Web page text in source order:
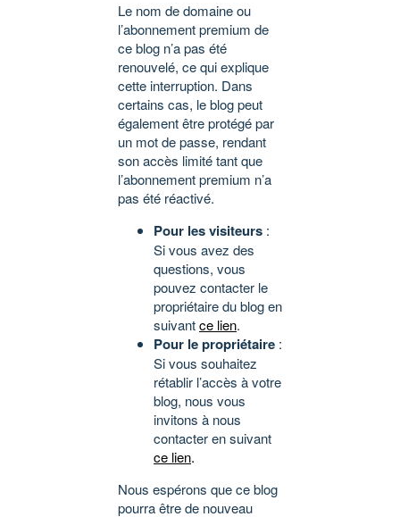
Le nom de domaine ou
l’abonnement premium de
ce blog n’a pas été
renouvelé, ce qui explique
cette interruption. Dans
certains cas, le blog peut
également être protégé par
un mot de passe, rendant
son accès limité tant que
l’abonnement premium n’a
pas été réactivé.
Pour les visiteurs :
Si vous avez des
questions, vous
pouvez contacter le
propriétaire du blog en
suivantce lien.
Pour le propriétaire :
Si vous souhaitez
rétablir l’accès à votre
blog, nous vous
invitons à nous
contacter en suivant
ce lien.
Nous espérons que ce blog
pourra être de nouveau